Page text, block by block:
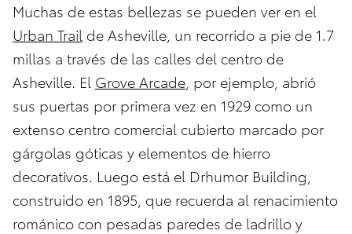
Muchas de estas bellezas se pueden ver en el
Urban Trail de Asheville, un recorrido a pie de 1.7
millas a través de las calles del centro de
Asheville. El Grove Arcade , por ejemplo, abrió
sus puertas por primera vez en 1929 como un
extenso centro comercial cubierto marcado por
gárgolas góticas y elementos de hierro
decorativos. Luego está el Drhumor Building,
construido en 1895, que recuerda al renacimiento
románico con pesadas paredes de ladrillo y